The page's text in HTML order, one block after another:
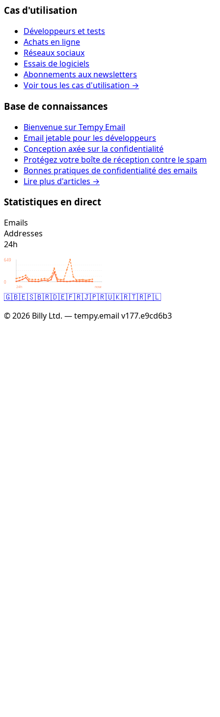
Cas d'utilisation
Développeurs et tests
Achats en ligne
Réseaux sociaux
Essais de logiciels
Abonnements aux newsletters
Voir tous les cas d'utilisation →
Base de connaissances
Bienvenue sur Tempy Email
Email jetable pour les développeurs
Conception axée sur la confidentialité
Protégez votre boîte de réception contre le spam
Bonnes pratiques de confidentialité des emails
Lire plus d'articles →
Statistiques en direct
Emails
Addresses
24h
649
0
24h now
🇬🇧🇪🇸🇧🇷🇩🇪🇫🇷🇯🇵🇷🇺🇰🇷🇹🇷🇵🇱
© 2026 Billy Ltd. — tempy.email v177.e9cd6b3